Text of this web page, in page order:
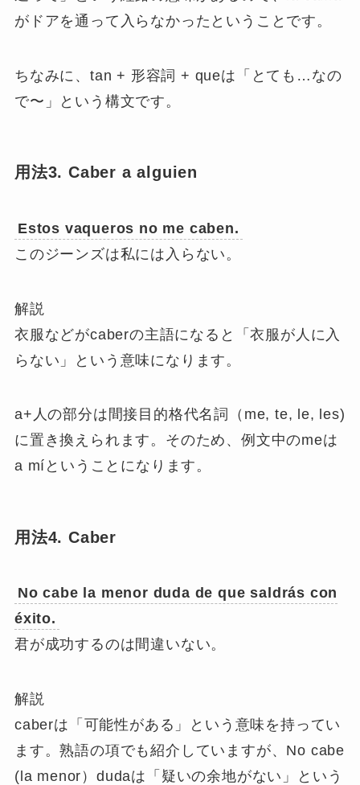
がドアを通って入らなかったということです。
ちなみに、tan + 形容詞 + queは「とても…なの
で〜」という構文です。
用法3. Caber a alguien
Estos vaqueros no me caben.
このジーンズは私には入らない。
解説
衣服などがcaberの主語になると「衣服が人に入
らない」という意味になります。
a+人の部分は間接目的格代名詞（me, te, le, les)
に置き換えられます。そのため、例文中のmeは
a míということになります。
用法4. Caber
No cabe la menor duda de que saldrás con
éxito.
君が成功するのは間違いない。
解説
caberは「可能性がある」という意味を持ってい
ます。熟語の項でも紹介していますが、No cabe
(la menor）dudaは「疑いの余地がない」という